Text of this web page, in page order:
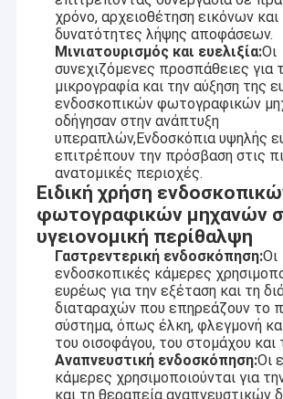
Ενότητα καμερών MIPI
Ενότητα καμερών DVP
Σφαιρική ενότητα καμερών
Ενότητα καμερών νυχτερινής όρασης
Ενότητα καμερών ενδοσκοπίων
Διπλή ενότητα καμερών φακών
Ενότητα καμερών αναγνώρισης
ενότητα lap-top webcam
1MP ενότητα καμερών
2MP ενότητα καμερών
χρόνο, αρχειοθέτηση εικόνων
δυνατότητες λήψης αποφάσεων.
Μινιατουρισμός και ευελιξία:Οι
συνεχιζόμενες προσπάθειες για
μικρογραφία και την αύξηση της
ενδοσκοπικών φωτογραφικών
οδήγησαν στην ανάπτυξη
υπεραπλών,Ενδοσκόπια υψηλής
επιτρέπουν την πρόσβαση στις
ανατομικές περιοχές.
Ειδική χρήση
φωτογραφικών μηχανών
υγειονομική περίθαλψη
Γαστρεντερική ενδοσκόπηση:Οι
ενδοσκοπικές κάμερες
ευρέως για την εξέταση και τη
διαταραχών που επηρεάζουν το
σύστημα, όπως έλκη, φλεγμονή
του οισοφάγου, του στομάχου
Αναπνευστική ενδοσκόπηση:Οι
κάμερες χρησιμοποιούνται για
και τη θεραπεία αναπνευστικών